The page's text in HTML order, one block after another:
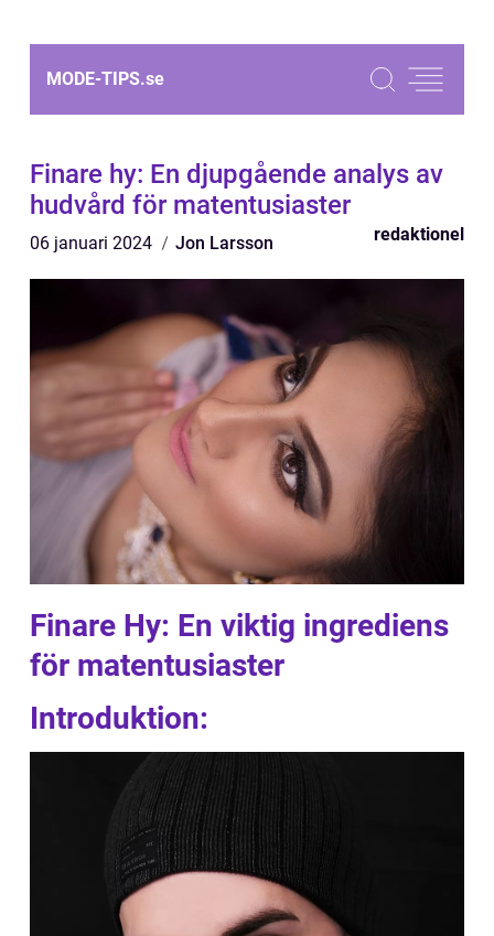
MODE-TIPS.se
Finare hy: En djupgående analys av
hudvård för matentusiaster
06 januari 2024 Jon Larsson redaktionel
Finare Hy: En viktig ingrediens
för matentusiaster
Introduktion: